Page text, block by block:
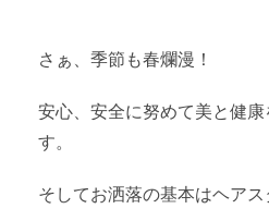
さぁ、季節も春爛漫！
安心、安全に努めて美と健康
す。
そしてお洒落の基本はヘアス